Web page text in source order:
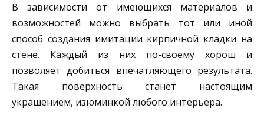
В зависимости от имеющихся материалов и
возможностей можно выбрать тот или иной
способ создания имитации кирпичной кладки на
стене. Каждый из них по-своему хорош и
позволяет добиться впечатляющего результата.
Такая поверхность станет настоящим
украшением, изюминкой любого интерьера.